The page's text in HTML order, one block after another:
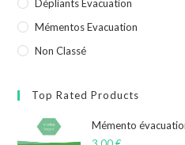
Dépliants Évacuation
Mémentos Evacuation
Non Classé
Top Rated Products
Mémento